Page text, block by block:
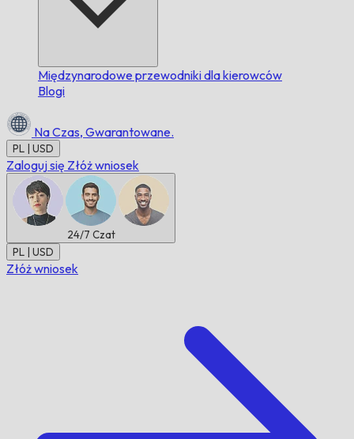
Międzynarodowe przewodniki dla kierowców
Blogi
Na Czas, Gwarantowane.
PL | USD
Zaloguj się Złóż wniosek
24/7 Czat
PL | USD
Złóż wniosek